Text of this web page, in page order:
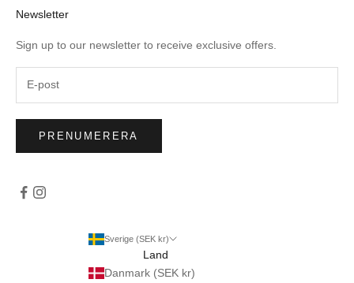
Newsletter
Sign up to our newsletter to receive exclusive offers.
PRENUMERERA
Sverige (SEK kr)
Land
Danmark (SEK kr)